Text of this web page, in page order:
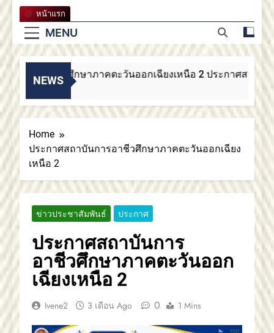
สถาบันการอาชีวศึกษาภาคตะวันออกเฉียงเหนือ
สถาบันการอาชีวศึกษาภาคตะวันออกเฉียง
เหนือ 2 ขอแสดงความยินดี
สถาบันการอาชีวศึกษาภาคตะวันออกเฉียงเหนือ
2 ประกาศสรรหากรรมการสภาสถาบันผู้ทรง
คุณวุฒิ
ขอแสดงความยินดีกับบัณฑิตทุกท่าน สถาบันการ
อาชีวศึกษาภาคตะวันออกเฉียงเหนือ 2
สถาบันการอาชีวศึกษาภาคตะวันออกเฉียงเหนือ
ภาคตะวัน
ออกเฉียง
เหนือ 2
MENU
หน้าแรก
NEWS
บันการอาชีวศึกษาภาคตะวันออกเฉียงเหนือ 2 ประกาศสรรหา
Home
ประกาศสถาบันการอาชีวศึกษาภาคตะวันออกเฉียง
เหนือ 2
ข่าวประชาสัมพันธ์ ประกาศ
ประกาศสถาบันการ
อาชีวศึกษาภาคตะวันออก
เฉียงเหนือ 2
Ivene2 3 เดือน Ago 0 1 Mins